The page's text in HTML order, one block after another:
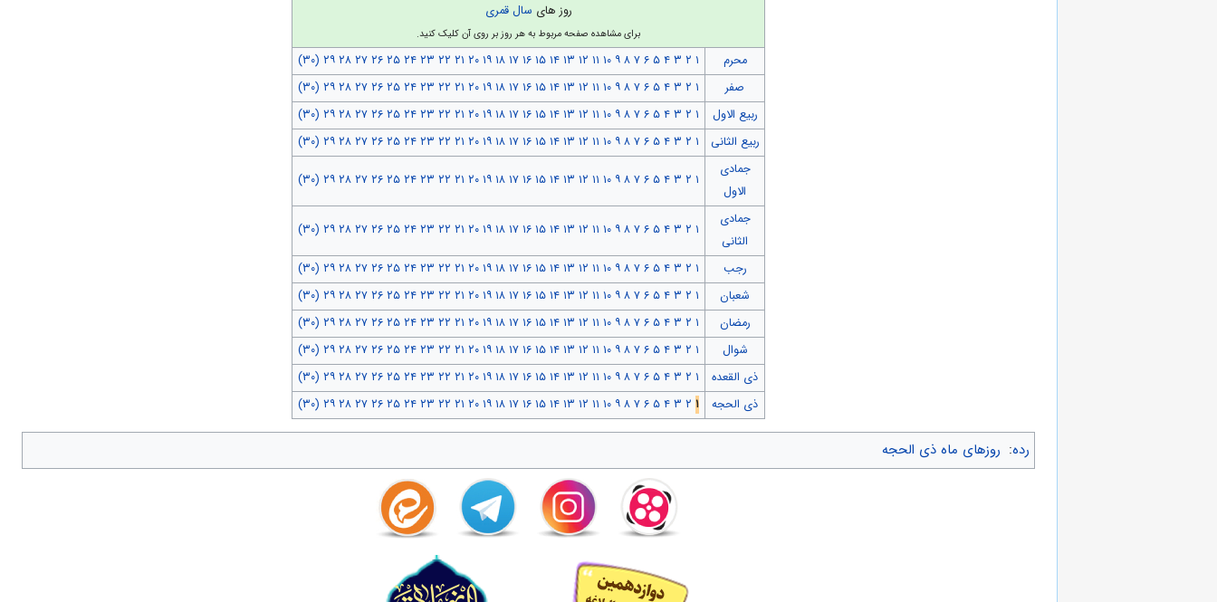
روز های سال قمری
برای مشاهده صفحه مربوط به هر روز بر روی آن کلیک کنید.
محرم ۱ ۲ ۳ ۴ ۵ ۶ ۷ ۸ ۹ ۱۰ ۱۱ ۱۲ ۱۳ ۱۴ ۱۵ ۱۶ ۱۷ ۱۸ ۱۹ ۲۰ ۲۱ ۲۲ ۲۳ ۲۴ ۲۵ ۲۶ ۲۷ ۲۸ ۲۹ (۳۰)
صفر
۱ ۲ ۳ ۴ ۵ ۶ ۷ ۸ ۹ ۱۰ ۱۱ ۱۲ ۱۳ ۱۴ ۱۵ ۱۶ ۱۷ ۱۸ ۱۹ ۲۰ ۲۱ ۲۲ ۲۳ ۲۴ ۲۵ ۲۶ ۲۷ ۲۸ ۲۹ (۳۰)
ربیع الاول
۱ ۲ ۳ ۴ ۵ ۶ ۷ ۸ ۹ ۱۰ ۱۱ ۱۲ ۱۳ ۱۴ ۱۵ ۱۶ ۱۷ ۱۸ ۱۹ ۲۰ ۲۱ ۲۲ ۲۳ ۲۴ ۲۵ ۲۶ ۲۷ ۲۸ ۲۹ (۳۰)
ربیع الثانی
۱ ۲ ۳ ۴ ۵ ۶ ۷ ۸ ۹ ۱۰ ۱۱ ۱۲ ۱۳ ۱۴ ۱۵ ۱۶ ۱۷ ۱۸ ۱۹ ۲۰ ۲۱ ۲۲ ۲۳ ۲۴ ۲۵ ۲۶ ۲۷ ۲۸ ۲۹ (۳۰)
جمادی
الاول
۱ ۲ ۳ ۴ ۵ ۶ ۷ ۸ ۹ ۱۰ ۱۱ ۱۲ ۱۳ ۱۴ ۱۵ ۱۶ ۱۷ ۱۸ ۱۹ ۲۰ ۲۱ ۲۲ ۲۳ ۲۴ ۲۵ ۲۶ ۲۷ ۲۸ ۲۹ (۳۰)
جمادی
الثانی
۱ ۲ ۳ ۴ ۵ ۶ ۷ ۸ ۹ ۱۰ ۱۱ ۱۲ ۱۳ ۱۴ ۱۵ ۱۶ ۱۷ ۱۸ ۱۹ ۲۰ ۲۱ ۲۲ ۲۳ ۲۴ ۲۵ ۲۶ ۲۷ ۲۸ ۲۹ (۳۰)
رجب ۱ ۲ ۳ ۴ ۵ ۶ ۷ ۸ ۹ ۱۰ ۱۱ ۱۲ ۱۳ ۱۴ ۱۵ ۱۶ ۱۷ ۱۸ ۱۹ ۲۰ ۲۱ ۲۲ ۲۳ ۲۴ ۲۵ ۲۶ ۲۷ ۲۸ ۲۹ (۳۰)
شعبان
۱ ۲ ۳ ۴ ۵ ۶ ۷ ۸ ۹ ۱۰ ۱۱ ۱۲ ۱۳ ۱۴ ۱۵ ۱۶ ۱۷ ۱۸ ۱۹ ۲۰ ۲۱ ۲۲ ۲۳ ۲۴ ۲۵ ۲۶ ۲۷ ۲۸ ۲۹ (۳۰)
رمضان
۱ ۲ ۳ ۴ ۵ ۶ ۷ ۸ ۹ ۱۰ ۱۱ ۱۲ ۱۳ ۱۴ ۱۵ ۱۶ ۱۷ ۱۸ ۱۹ ۲۰ ۲۱ ۲۲ ۲۳ ۲۴ ۲۵ ۲۶ ۲۷ ۲۸ ۲۹ (۳۰)
شوال
۱ ۲ ۳ ۴ ۵ ۶ ۷ ۸ ۹ ۱۰ ۱۱ ۱۲ ۱۳ ۱۴ ۱۵ ۱۶ ۱۷ ۱۸ ۱۹ ۲۰ ۲۱ ۲۲ ۲۳ ۲۴ ۲۵ ۲۶ ۲۷ ۲۸ ۲۹ (۳۰)
ذی القعده
۱ ۲ ۳ ۴ ۵ ۶ ۷ ۸ ۹ ۱۰ ۱۱ ۱۲ ۱۳ ۱۴ ۱۵ ۱۶ ۱۷ ۱۸ ۱۹ ۲۰ ۲۱ ۲۲ ۲۳ ۲۴ ۲۵ ۲۶ ۲۷ ۲۸ ۲۹ (۳۰)
ذی الحجه
۱ ۲ ۳ ۴ ۵ ۶ ۷ ۸ ۹ ۱۰ ۱۱ ۱۲ ۱۳ ۱۴ ۱۵ ۱۶ ۱۷ ۱۸ ۱۹ ۲۰ ۲۱ ۲۲ ۲۳ ۲۴ ۲۵ ۲۶ ۲۷ ۲۸ ۲۹ (۳۰)
رده: روزهای ماه ذی الحجه